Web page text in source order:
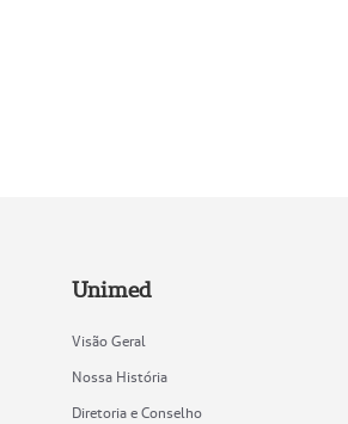
Unimed
Visão Geral
Nossa História
Diretoria e Conselho